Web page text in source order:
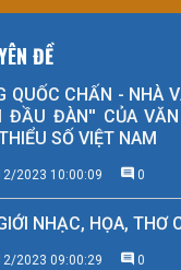
ĐỀ
QUỐC CHẤN - NHÀ
ĐẦU ĐÀN'' CỦA
SỐ VIỆT NAM
2023 10:00:09 0
NHẠC, HỌA, THƠ
2023 09:00:29 0